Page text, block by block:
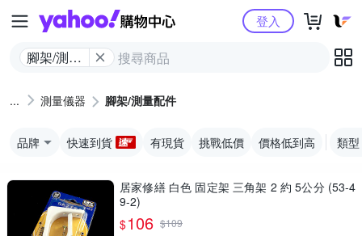
Yahoo購物中心
腳架/測量
登入
測量儀器 腳架/測量配件
品牌 快速到貨 有現貨 挑戰低價 價格低到高 類型
居家修繕 白色 固定架 三角架 2 約 5公分 (53-4
9-2)
$106 $109